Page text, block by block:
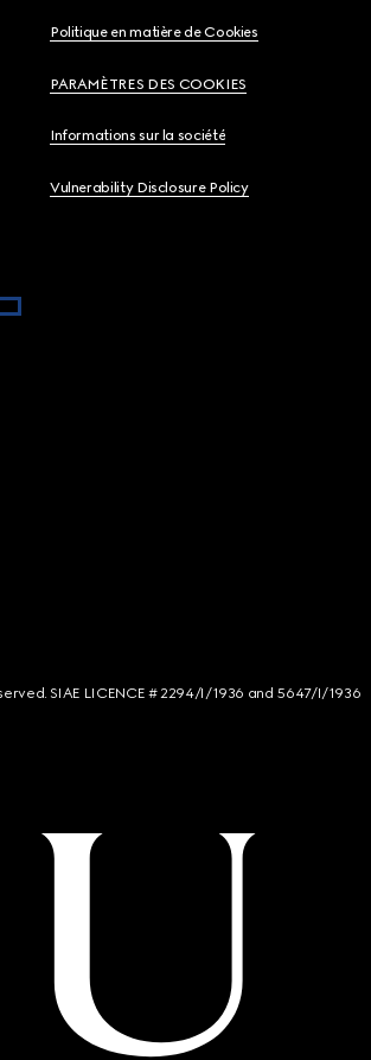
Politique en matière de Cookies
PARAMÈTRES DES COOKIES
Informations sur la société
Vulnerability Disclosure Policy
SIAE LICENCE # 2294/I/1936 and 5647/I/1936